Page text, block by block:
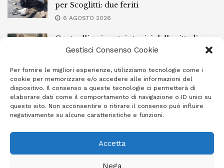
Gestisci Consenso Cookie
Per fornire le migliori esperienze, utilizziamo tecnologie come i
cookie per memorizzare e/o accedere alle informazioni del
dispositivo. Il consenso a queste tecnologie ci permetterà di
elaborare dati come il comportamento di navigazione o ID unici su
questo sito. Non acconsentire o ritirare il consenso può influire
negativamente su alcune caratteristiche e funzioni.
Accetta
Nega
per Scoglitti: due feriti
6 AGOSTO 2026
Controlli nei centri storici delle cittadine
della provincia iblea, 23 stranieri espulsi
Ragusa piange la scomparsa di Giuseppe
Mazzone
6 AGOSTO 2026